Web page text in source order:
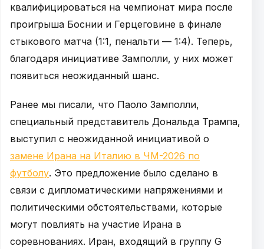
квалифицироваться на чемпионат мира после
проигрыша Боснии и Герцеговине в финале
стыкового матча (1:1, пенальти — 1:4). Теперь,
благодаря инициативе Замполли, у них может
появиться неожиданный шанс.
Ранее мы писали, что Паоло Замполли,
специальный представитель Дональда Трампа,
выступил с неожиданной инициативой о
замене Ирана на Италию в ЧМ-2026 по
футболу. Это предложение было сделано в
связи с дипломатическими напряжениями и
политическими обстоятельствами, которые
могут повлиять на участие Ирана в
соревнованиях. Иран, входящий в группу G